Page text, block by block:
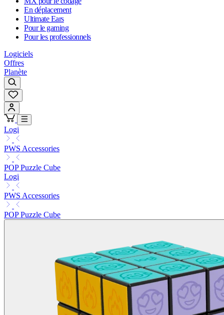
En déplacement
Ultimate Ears
Pour le gaming
Pour les professionnels
Logiciels
Offres
Planète
Logi
PWS Accessories
POP Puzzle Cube
Logi
PWS Accessories
POP Puzzle Cube